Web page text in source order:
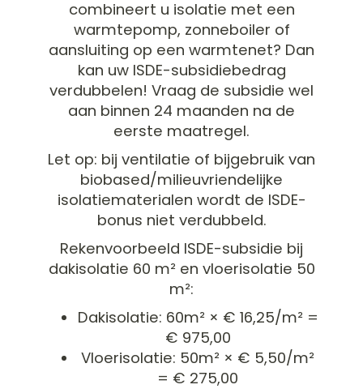
combineert u isolatie met een
warmtepomp, zonneboiler of
aansluiting op een warmtenet? Dan
kan uw ISDE-subsidiebedrag
verdubbelen! Vraag de subsidie wel
aan binnen 24 maanden na de
eerste maatregel.
Let op: bij ventilatie of bijgebruik van
biobased/milieuvriendelijke
isolatiematerialen wordt de ISDE-
bonus niet verdubbeld.
Rekenvoorbeeld ISDE-subsidie bij
dakisolatie 60 m² en vloerisolatie 50
m²:
Dakisolatie: 60m² × € 16,25/m² =
€ 975,00
Vloerisolatie: 50m² × € 5,50/m²
= € 275,00